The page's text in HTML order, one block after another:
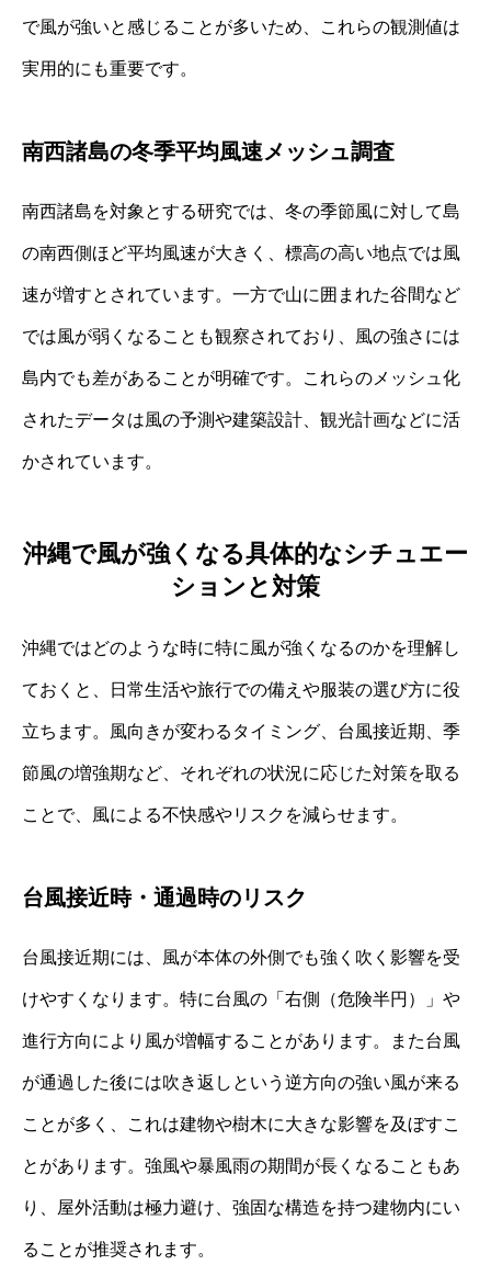
で風が強いと感じることが多いため、これらの観測値は
実用的にも重要です。
南西諸島の冬季平均風速メッシュ調査
南西諸島を対象とする研究では、冬の季節風に対して島
の南西側ほど平均風速が大きく、標高の高い地点では風
速が増すとされています。一方で山に囲まれた谷間など
では風が弱くなることも観察されており、風の強さには
島内でも差があることが明確です。これらのメッシュ化
されたデータは風の予測や建築設計、観光計画などに活
かされています。
沖縄で風が強くなる具体的なシチュエー
ションと対策
沖縄ではどのような時に特に風が強くなるのかを理解し
ておくと、日常生活や旅行での備えや服装の選び方に役
立ちます。風向きが変わるタイミング、台風接近期、季
節風の増強期など、それぞれの状況に応じた対策を取る
ことで、風による不快感やリスクを減らせます。
台風接近時・通過時のリスク
台風接近期には、風が本体の外側でも強く吹く影響を受
けやすくなります。特に台風の「右側（危険半円）」や
進行方向により風が増幅することがあります。また台風
が通過した後には吹き返しという逆方向の強い風が来る
ことが多く、これは建物や樹木に大きな影響を及ぼすこ
とがあります。強風や暴風雨の期間が長くなることもあ
り、屋外活動は極力避け、強固な構造を持つ建物内にい
ることが推奨されます。